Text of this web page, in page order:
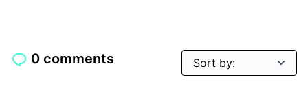
0 comments